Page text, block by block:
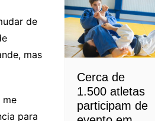
de
mas
me
para
Cerca de
1.500 atletas
participam de